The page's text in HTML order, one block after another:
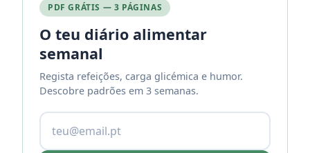
PDF GRÁTIS — 3 PÁGINAS
O teu diário alimentar
semanal
Regista refeições, carga glicémica e humor.
Descobre padrões em 3 semanas.